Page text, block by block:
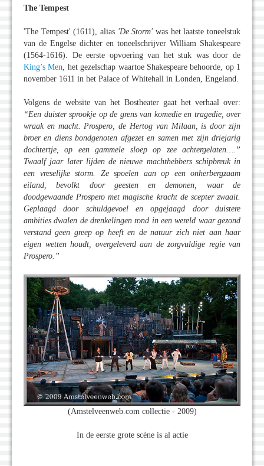
The Tempest
'The Tempest' (1611), alias 'De Storm' was het laatste toneelstuk
van de Engelse dichter en toneelschrijver William Shakespeare
(1564-1616). De eerste opvoering van het stuk was door de
King’s Men, het gezelschap waartoe Shakespeare behoorde, op 1
november 1611 in het Palace of Whitehall in Londen, Engeland.
Volgens de website van het Bostheater gaat het verhaal over:
“Een duister sprookje op de grens van komedie en tragedie, over
wraak en macht. Prospero, de Hertog van Milaan, is door zijn
broer en diens bondgenoten afgezet en samen met zijn driejarig
dochtertje, op een gammele sloep op zee achtergelaten….”
Twaalf jaar later lijden de nieuwe machthebbers schipbreuk in
een vreselijke storm. Ze spoelen aan op een onherbergzaam
eiland, bevolkt door geesten en demonen, waar de
doodgewaande Prospero met magische kracht de scepter zwaait.
Geplaagd door schuldgevoel en opgejaagd door duistere
ambities dwalen de drenkelingen rond in een wereld waar gezond
verstand geen greep op heeft en de natuur zich niet aan haar
eigen wetten houdt, overgeleverd aan de zorgvuldige regie van
Prospero.”
(Amstelveenweb.com collectie - 2009)
In de eerste grote scène is al actie